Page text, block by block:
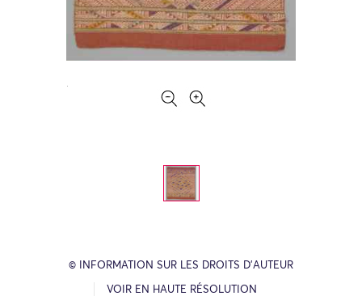
© INFORMATION SUR LES DROITS D’AUTEUR
VOIR EN HAUTE RÉSOLUTION